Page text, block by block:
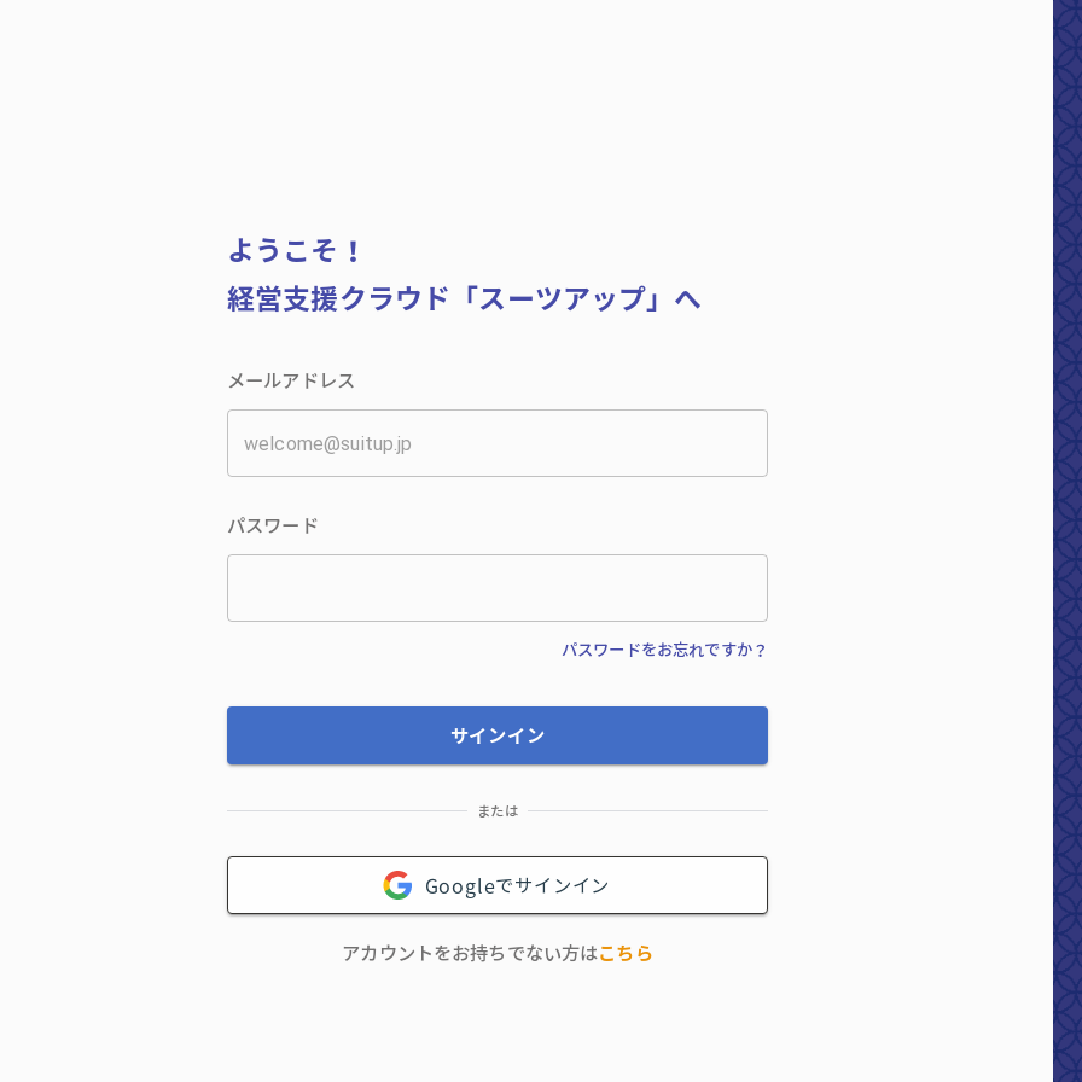
ん
で
。
スーツアップはチームのタスク管理に必要な入
力項目も最低限。かんたん、自動で入力できる
スーツアップはチームでかんたん、毎日続けら
れるプロジェクト・タスク管理ツールです。か
ようこそ！
経営支援クラウド「スーツアップ」へ
メールアドレス
パスワード
パスワードをお忘れですか？
サインイン
または
Googleでサインイン
アカウントをお持ちでない方はこちら